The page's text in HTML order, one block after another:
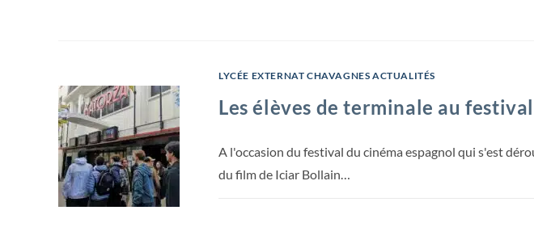
LYCÉE EXTERNAT CHAVAGNES ACTUALITÉS
Les élèves de terminale au
A l'occasion du festival du cinéma espagnol qui s'est
du film de Iciar Bollain…